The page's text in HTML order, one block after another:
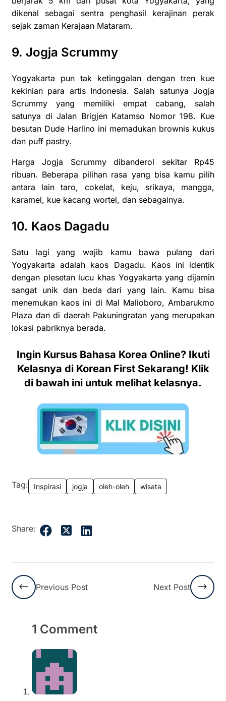
dikenal sebagai sentra penghasil kerajinan perak
sejak zaman Kerajaan Mataram.
9. Jogja Scrummy
Yogyakarta pun tak ketinggalan dengan tren kue
kekinian para artis Indonesia. Salah satunya Jogja
Scrummy yang memiliki empat cabang, salah
satunya di Jalan Brigjen Katamso Nomor 198. Kue
besutan Dude Harlino ini memadukan brownis kukus
dan puff pastry.
Harga Jogja Scrummy dibanderol sekitar Rp45
ribuan. Beberapa pilihan rasa yang bisa kamu pilih
antara lain taro, cokelat, keju, srikaya, mangga,
karamel, kue kacang wortel, dan sebagainya.
10. Kaos Dagadu
Satu lagi yang wajib kamu bawa pulang dari
Yogyakarta adalah kaos Dagadu. Kaos ini identik
dengan plesetan lucu khas Yogyakarta yang dijamin
sangat unik dan beda dari yang lain. Kamu bisa
menemukan kaos ini di Mal Malioboro, Ambarukmo
Plaza dan di daerah Pakuningratan yang merupakan
lokasi pabriknya berada.
Ingin Kursus Bahasa Korea Online? Ikuti
Kelasnya di Korean First Sekarang! Klik
di bawah ini untuk melihat kelasnya.
Tag: Inspirasi jogja oleh-oleh wisata
Share:
Previous Post Next Post
1 Comment